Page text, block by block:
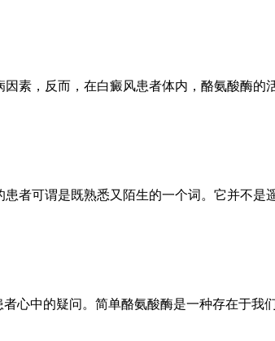
素，反而，在白癜风患者体内，酪氨酸酶
者可谓是既熟悉又陌生的一个词。它并不
心中的疑问。简单酪氨酸酶是一种存在于